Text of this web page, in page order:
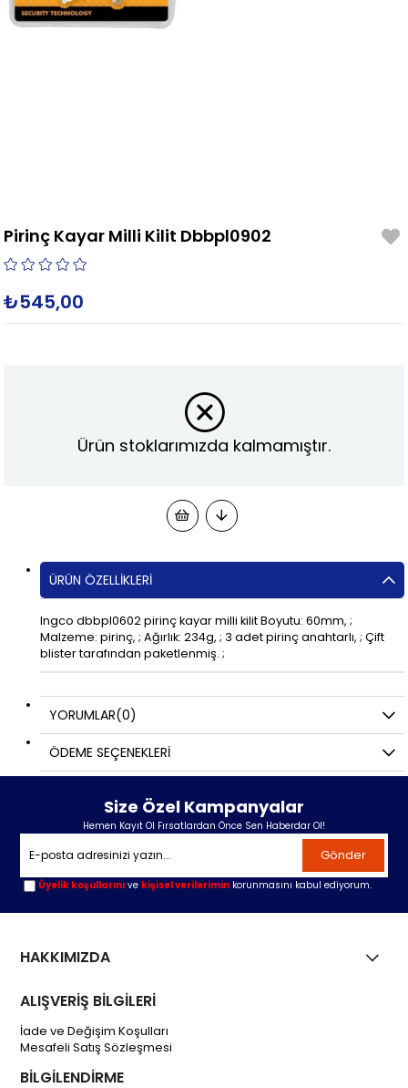
Pirinç Kayar Milli Kilit Dbbpl0902
₺545,00
Ürün stoklarımızda kalmamıştır.
ÜRÜN ÖZELLIKLERI
Ingco dbbpl0602 pirinç kayar milli kilit Boyutu: 60mm, ;
Malzeme: pirinç, ; Ağırlık: 234g, ; 3 adet pirinç anahtarlı, ; Çift
blister tarafından paketlenmiş. ;
YORUMLAR(0)
ÖDEME SEÇENEKLERI
Size Özel Kampanyalar
Hemen Kayıt Ol Fırsatlardan Önce Sen Haberdar Ol!
Gönder
Üyelik koşullarını ve kişisel verilerimin korunmasını kabul ediyorum.
HAKKIMIZDA
ALIŞVERİŞ BİLGİLERİ
İade ve Değişim Koşulları
Mesafeli Satış Sözleşmesi
BİLGİLENDİRME